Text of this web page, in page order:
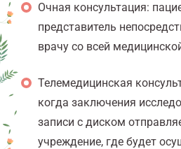
Очная консультация:
представитель
врачу со всей
Телемедицинская
когда заключения
записи с диском
учреждение, где будет